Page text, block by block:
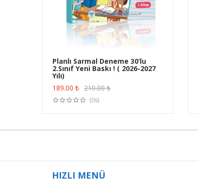
ÜRÜN SATIN AL
Planlı Sarmal Deneme 30’lu
2.Sınıf Yeni Baskı ! ( 2026-2027
Yılı)
189.00 ₺ 210.00₺
(0s)
HIZLI MENÜ